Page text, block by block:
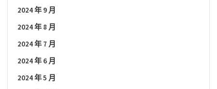
2024 年 9 月
2024 年 8 月
2024 年 7 月
2024 年 6 月
2024 年 5 月